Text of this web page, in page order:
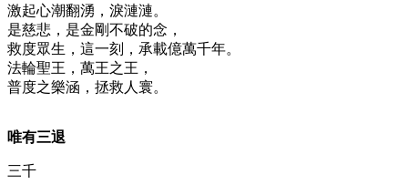
激起心潮翻湧，淚漣漣。
是慈悲，是金剛不破的念，
救度眾生，這一刻，承載億萬千年。
法輪聖王，萬王之王，
普度之樂涵，拯救人寰。
唯有三退
三千